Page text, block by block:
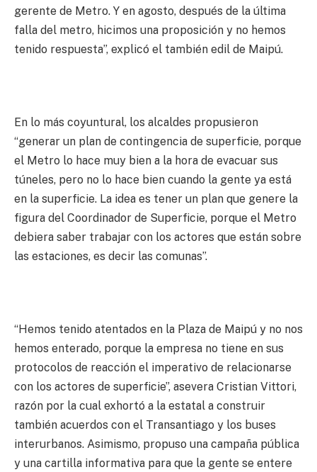
gerente de Metro. Y en agosto, después de la última
falla del metro, hicimos una proposición y no hemos
tenido respuesta”, explicó el también edil de Maipú.
En lo más coyuntural, los alcaldes propusieron
“generar un plan de contingencia de superficie, porque
el Metro lo hace muy bien a la hora de evacuar sus
túneles, pero no lo hace bien cuando la gente ya está
en la superficie. La idea es tener un plan que genere la
figura del Coordinador de Superficie, porque el Metro
debiera saber trabajar con los actores que están sobre
las estaciones, es decir las comunas”.
“Hemos tenido atentados en la Plaza de Maipú y no nos
hemos enterado, porque la empresa no tiene en sus
protocolos de reacción el imperativo de relacionarse
con los actores de superficie”, asevera Cristian Vittori,
razón por la cual exhortó a la estatal a construir
también acuerdos con el Transantiago y los buses
interurbanos. Asimismo, propuso una campaña pública
y una cartilla informativa para que la gente se entere